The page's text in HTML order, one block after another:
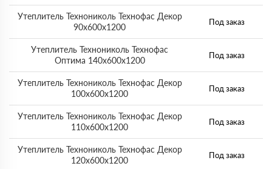
Утеплитель Технониколь Технофас Декор
90х600х1200
Под заказ
Утеплитель Технониколь Технофас
Оптима 140х600х1200
Под заказ
Утеплитель Технониколь Технофас Декор
100х600х1200
Под заказ
Утеплитель Технониколь Технофас Декор
110х600х1200
Под заказ
Утеплитель Технониколь Технофас Декор
120х600х1200
Под заказ